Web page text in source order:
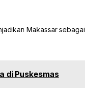
Makassar
di Puskesmas